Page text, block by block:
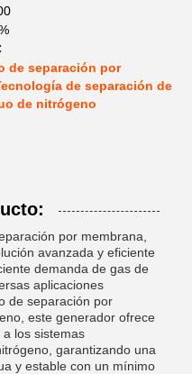
de separación por
de separación de
de nitrógeno
por membrana,
avanzada y eficiente
demanda de gas de
aplicaciones
de separación por
este generador ofrece
los sistemas
garantizando una
y estable con un mínimo